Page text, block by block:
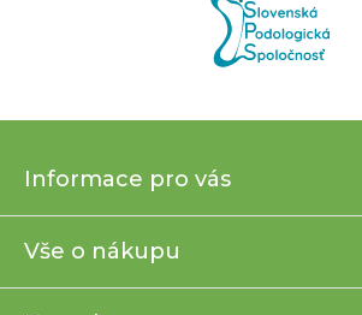
p
t
Informace pro vás
Vše o nákupu